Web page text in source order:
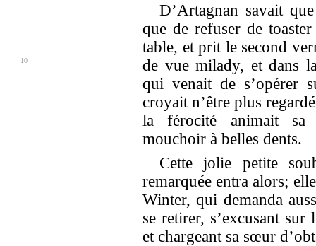
D’Artagnan savait
que de refuser de
table, et prit le second
de vue
10
milady, et dans
qui venait de s’opérer
croyait n’être plus
la férocité animait sa
mouchoir à belles dents.
Cette jolie petite
remarquée entra alors;
Winter, qui demanda
se retirer, s’excusant sur
et chargeant sa sœur